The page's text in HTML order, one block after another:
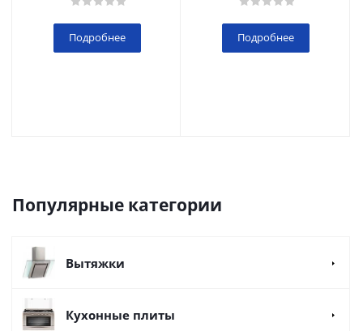
Подробнее Подробнее
Популярные категории
Вытяжки
Кухонные плиты